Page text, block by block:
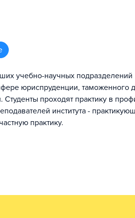
учебно-научных подразделений
юриспруденции, таможенного
Студенты проходят практику в
института -
практику.